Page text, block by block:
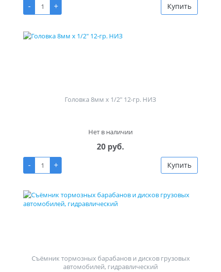
-
+ Купить
Головка 8мм х 1/2" 12-гр. НИЗ
Нет в наличии
20 руб.
-
+ Купить
Съёмник тормозных барабанов и дисков грузовых
автомобилей, гидравлический